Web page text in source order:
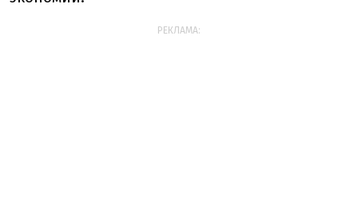
РЕКЛАМА: